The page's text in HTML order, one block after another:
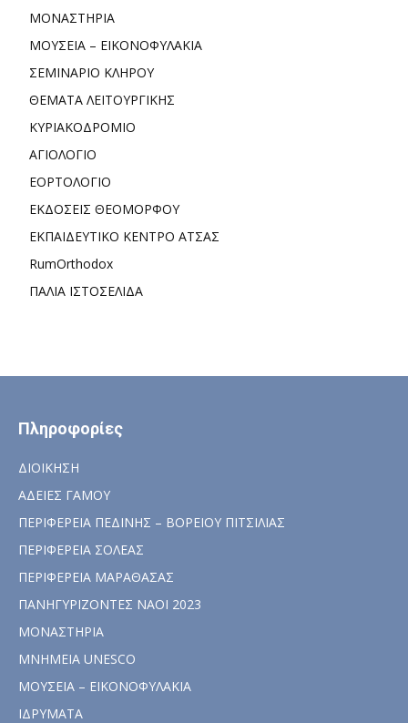
ΜΟΝΑΣΤΗΡΙΑ
ΜΟΥΣΕΙΑ – ΕΙΚΟΝΟΦΥΛΑΚΙΑ
ΣΕΜΙΝΑΡΙΟ ΚΛΗΡΟΥ
ΘΕΜΑΤΑ ΛΕΙΤΟΥΡΓΙΚΗΣ
ΚΥΡΙΑΚΟΔΡΟΜΙΟ
ΑΓΙΟΛΟΓΙΟ
ΕΟΡΤΟΛΟΓΙΟ
ΕΚΔΟΣΕΙΣ ΘΕΟΜΟΡΦΟΥ
ΕΚΠΑΙΔΕΥΤΙΚΟ ΚΕΝΤΡΟ ΑΤΣΑΣ
RumOrthodox
ΠΑΛΙΑ ΙΣΤΟΣΕΛΙΔΑ
Πληροφορίες
ΔΙΟΙΚΗΣΗ
ΑΔΕΙΕΣ ΓΑΜΟΥ
ΠΕΡΙΦΕΡΕΙΑ ΠΕΔΙΝΗΣ – ΒΟΡΕΙΟΥ ΠΙΤΣΙΛΙΑΣ
ΠΕΡΙΦΕΡΕΙΑ ΣΟΛΕΑΣ
ΠΕΡΙΦΕΡΕΙΑ ΜΑΡΑΘΑΣΑΣ
ΠΑΝΗΓΥΡΙΖΟΝΤΕΣ ΝΑΟΙ 2023
ΜΟΝΑΣΤΗΡΙΑ
ΜΝΗΜΕΙΑ UNESCO
ΜΟΥΣΕΙΑ – ΕΙΚΟΝΟΦΥΛΑΚΙΑ
ΙΔΡΥΜΑΤΑ